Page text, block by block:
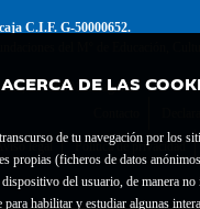
DE LAS
de tu navegación por los
propias (ficheros de datos
dispositivo del usuario, de manera
habilitar y estudiar algunas
C.I.F. G-50000652.
13. 50001 Zaragoza.
legal Política de privacidad